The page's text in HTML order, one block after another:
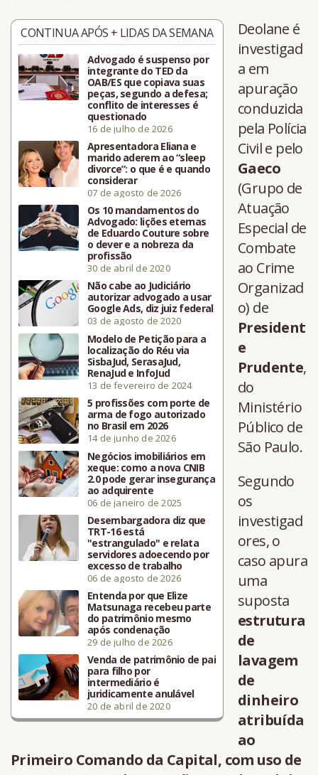
CONTINUA APÓS + LIDAS DA SEMANA
Advogado é suspenso por
integrante do TED da
OAB/ES que copiava suas
peças, segundo a defesa;
conflito de interesses é
questionado
16 de julho de 2026
Apresentadora Eliana e
marido aderem ao “sleep
divorce”: o que é e quando
considerar
07 de agosto de 2026
Os 10 mandamentos do
Advogado: lições eternas
de Eduardo Couture sobre
o dever e a nobreza da
profissão
30 de abril de 2020
Não cabe ao Judiciário
autorizar advogado a usar
Google Ads, diz juiz federal
03 de agosto de 2020
Modelo de Petição para a
localização do Réu via
SisbaJud, SerasaJud,
RenaJud e InfoJud
13 de fevereiro de 2024
5 profissões com porte de
arma de fogo autorizado
no Brasil em 2026
14 de junho de 2026
Negócios imobiliários em
xeque: como a nova CNIB
2.0 pode gerar insegurança
ao adquirente
06 de janeiro de 2025
Desembargadora diz que
TRT-16 está
"estrangulado" e relata
servidores adoecendo por
excesso de trabalho
06 de agosto de 2026
Entenda por que Elize
Matsunaga recebeu parte
do patrimônio mesmo
após condenação
29 de julho de 2026
Venda de patrimônio de pai
para filho por
intermediário é
juridicamente anulável
20 de abril de 2020
Deolane é
investigad
a em
apuração
conduzida
pela Polícia
Civil e pelo
Gaeco
(Grupo de
Atuação
Especial de
Combate
ao Crime
Organizad
o) de
President
e
Prudente,
do
Ministério
Público de
São Paulo.
Segundo
os
investigad
ores, o
caso apura
uma
suposta
estrutura
de
lavagem
de
dinheiro
atribuída
ao
Primeiro Comando da Capital, com uso de